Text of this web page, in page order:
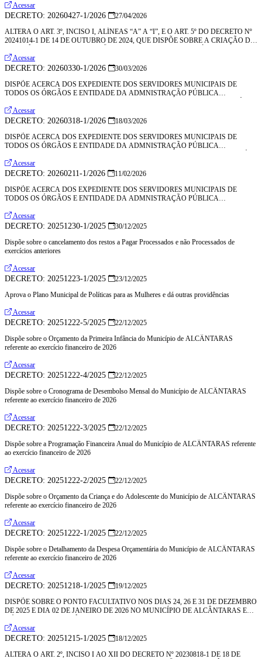
Acessar
DECRETO: 20260427-1/2026
27/04/2026
ALTERA O ART. 3º, INCISO I, ALÍNEAS “A” A “I”, E O ART. 5º DO DECRETO Nº
20241014-1 DE 14 DE OUTUBRO DE 2024, QUE DISPÕE SOBRE A CRIAÇÃO DO
PÚBLICAS PARA A PRIMEIRA INFÂNCIA NO MUNICÍPIO DE
ALCÂNTARAS/CE
Acessar
DECRETO: 20260330-1/2026
30/03/2026
DISPÕE ACERCA DOS EXPEDIENTE DOS SERVIDORES MUNICIPAIS DE
TODOS OS ÓRGÃOS E ENTIDADE DA ADMNISTRAÇÃO PÚBLICA
OUTRAS PROVIDÊNCIAS
Acessar
DECRETO: 20260318-1/2026
18/03/2026
DISPÕE ACERCA DOS EXPEDIENTE DOS SERVIDORES MUNICIPAIS DE
TODOS OS ÓRGÃOS E ENTIDADE DA ADMNISTRAÇÃO PÚBLICA
OUTRAS PROVIDÊNCIAS
Acessar
DECRETO: 20260211-1/2026
11/02/2026
DISPÕE ACERCA DOS EXPEDIENTE DOS SERVIDORES MUNICIPAIS DE
TODOS OS ÓRGÃOS E ENTIDADE DA ADMNISTRAÇÃO PÚBLICA
INDICA E DÁ OUTRAS PROVIDÊNCIAS
Acessar
DECRETO: 20251230-1/2025
30/12/2025
Dispõe sobre o cancelamento dos restos a Pagar Processados e não Processados de
exercícios anteriores
Acessar
DECRETO: 20251223-1/2025
23/12/2025
Aprova o Plano Municipal de Políticas para as Mulheres e dá outras providências
Acessar
DECRETO: 20251222-5/2025
22/12/2025
Dispõe sobre o Orçamento da Primeira Infância do Município de ALCÂNTARAS
referente ao exercício financeiro de 2026
Acessar
DECRETO: 20251222-4/2025
22/12/2025
Dispõe sobre o Cronograma de Desembolso Mensal do Município de ALCÂNTARAS
referente ao exercício financeiro de 2026
Acessar
DECRETO: 20251222-3/2025
22/12/2025
Dispõe sobre a Programação Financeira Anual do Município de ALCÂNTARAS referente
ao exercício financeiro de 2026
Acessar
DECRETO: 20251222-2/2025
22/12/2025
Dispõe sobre o Orçamento da Criança e do Adolescente do Município de ALCÂNTARAS
referente ao exercício financeiro de 2026
Acessar
DECRETO: 20251222-1/2025
22/12/2025
Dispõe sobre o Detalhamento da Despesa Orçamentária do Município de ALCÂNTARAS
referente ao exercício financeiro de 2026
Acessar
DECRETO: 20251218-1/2025
19/12/2025
DISPÕE SOBRE O PONTO FACULTATIVO NOS DIAS 24, 26 E 31 DE DEZEMBRO
DE 2025 E DIA 02 DE JANEIRO DE 2026 NO MUNICÍPIO DE ALCÂNTARAS E
Acessar
DECRETO: 20251215-1/2025
18/12/2025
ALTERA O ART. 2º, INCISO I AO XII DO DECRETO Nº 20230818-1 DE 18 DE